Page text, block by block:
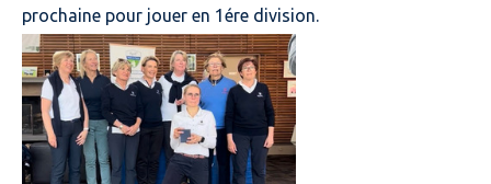
prochaine pour jouer en 1ére division.